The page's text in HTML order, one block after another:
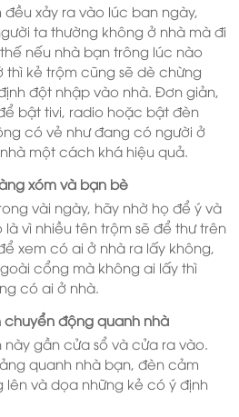
xảy ra vào lúc ban ngày,
ta thường không ở nhà mà đi
nếu nhà bạn trông lúc nào
kẻ trộm cũng sẽ dè chừng
đột nhập vào nhà. Đơn giản,
bật tivi, radio hoặc bật đèn
có vẻ như đang có người ở
một cách khá hiệu quả.
xóm và bạn bè
vài ngày, hãy nhờ họ để ý và
là vì nhiều tên trộm sẽ để thư trên
xem có ai ở nhà ra lấy không,
cổng mà không ai lấy thì
có ai ở nhà.
động quanh nhà
gần cửa sổ và cửa ra vào.
quanh nhà bạn, đèn cảm
lên và dọa những kẻ có ý định